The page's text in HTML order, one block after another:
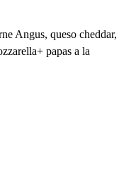
Angus, queso cheddar,
papas a la